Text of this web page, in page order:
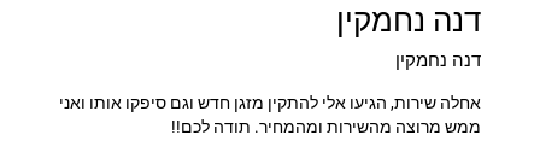
דנה נחמקין
דנה נחמקין
אחלה שירות, הגיעו אלי להתקין מזגן חדש וגם סיפקו אותו ואני
ממש מרוצה מהשירות ומהמחיר. תודה לכם!!